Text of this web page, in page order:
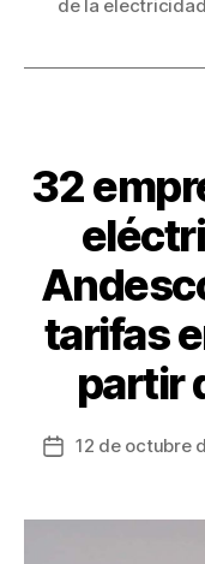
o
de la electricidad
32
tarifas
partir
Fecha
entrada
12 de octubre